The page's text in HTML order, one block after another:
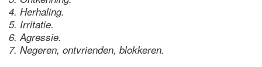
4. Herhaling.
5. Irritatie.
6. Agressie.
7. Negeren, ontvrienden, blokkeren.